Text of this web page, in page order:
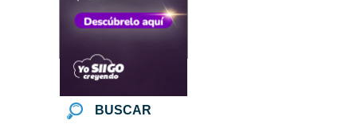
BUSCAR